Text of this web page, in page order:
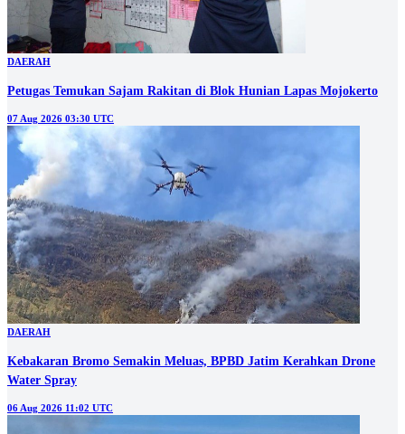
DAERAH
Petugas Temukan Sajam Rakitan di Blok Hunian Lapas Mojokerto
07 Aug 2026 03:30 UTC
DAERAH
Kebakaran Bromo Semakin Meluas, BPBD Jatim Kerahkan Drone
Water Spray
06 Aug 2026 11:02 UTC